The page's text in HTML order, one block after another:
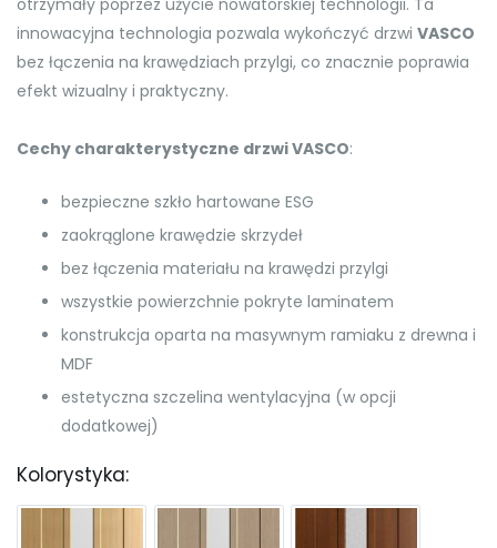
innowacyjna technologia pozwala wykończyć drzwi VASCO
bez łączenia na krawędziach przylgi, co znacznie poprawia
efekt wizualny i praktyczny.
Cechy charakterystyczne drzwi VASCO:
bezpieczne szkło hartowane ESG
zaokrąglone krawędzie skrzydeł
bez łączenia materiału na krawędzi przylgi
wszystkie powierzchnie pokryte laminatem
konstrukcja oparta na masywnym ramiaku z drewna i
MDF
estetyczna szczelina wentylacyjna (w opcji
dodatkowej)
Kolorystyka: